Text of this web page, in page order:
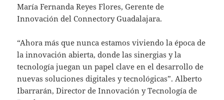
María Fernanda Reyes Flores, Gerente de
Innovación del Connectory Guadalajara.
“Ahora más que nunca estamos viviendo la época de
la innovación abierta, donde las sinergias y la
tecnología juegan un papel clave en el desarrollo de
nuevas soluciones digitales y tecnológicas”. Alberto
Ibarrarán, Director de Innovación y Tecnología de